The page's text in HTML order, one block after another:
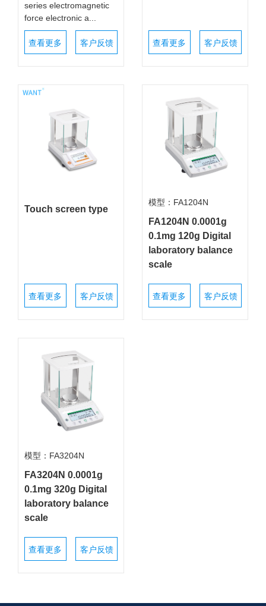
series electromagnetic
force electronic a...
查看更多 客户反馈 查看更多 客户反馈
Touch screen type
查看更多 客户反馈
模型：FA1204N
FA1204N 0.0001g
0.1mg 120g Digital
laboratory balance
scale
查看更多 客户反馈
模型：FA3204N
FA3204N 0.0001g
0.1mg 320g Digital
laboratory balance
scale
查看更多 客户反馈